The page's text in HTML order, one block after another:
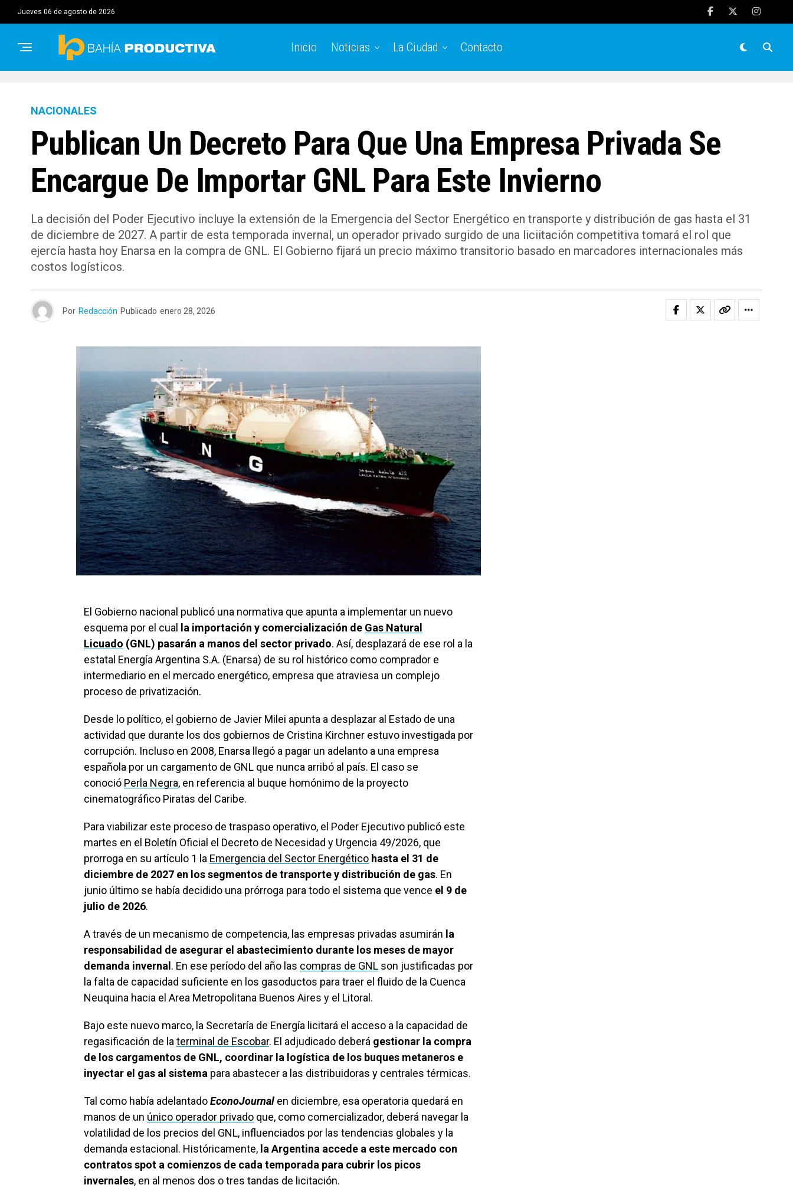
jueves 06 de agosto de 2026
Inicio Noticias La Ciudad Contacto
NACIONALES
Publican Un Decreto Para Que Una Empresa Privada Se
Encargue De Importar GNL Para Este Invierno
La decisión del Poder Ejecutivo incluye la extensión de la Emergencia del Sector Energético en transporte y distribución de gas hasta el 31
de diciembre de 2027. A partir de esta temporada invernal, un operador privado surgido de una liciitación competitiva tomará el rol que
ejercía hasta hoy Enarsa en la compra de GNL. El Gobierno fijará un precio máximo transitorio basado en marcadores internacionales más
costos logísticos.
Por Redacción Publicado enero 28, 2026
El Gobierno nacional publicó una normativa que apunta a implementar un nuevo
esquema por el cual
la importación y comercialización de Gas Natural
Licuado (GNL) pasarán a manos del sector privado. Así, desplazará de ese rol a la
estatal Energía Argentina S.A. (Enarsa) de su rol histórico como comprador e
intermediario en el mercado energético, empresa que atraviesa un complejo
proceso de privatización.
Desde lo político, el gobierno de Javier Milei apunta a desplazar al Estado de una
actividad que durante los dos gobiernos de Cristina Kirchner estuvo investigada por
corrupción. Incluso en 2008, Enarsa llegó a pagar un adelanto a una empresa
española por un cargamento de GNL que nunca arribó al país. El caso se
conoció Perla Negra, en referencia al buque homónimo de la proyecto
cinematográfico Piratas del Caribe.
Para viabilizar este proceso de traspaso operativo, el Poder Ejecutivo publicó este
martes en el Boletín Oficial el Decreto de Necesidad y Urgencia 49/2026, que
prorroga en su artículo 1 la Emergencia del Sector Energético hasta el 31 de
diciembre de 2027 en los segmentos de transporte y distribución de gas. En
junio último se había decidido una prórroga para todo el sistema que vence el 9 de
julio de 2026.
A través de un mecanismo de competencia, las empresas privadas asumirán la
responsabilidad de asegurar el abastecimiento durante los meses de mayor
demanda invernal . En ese período del año las compras de GNL son justificadas por
la falta de capacidad suficiente en los gasoductos para traer el fluido de la Cuenca
Neuquina hacia el Area Metropolitana Buenos Aires y el Litoral.
Bajo este nuevo marco, la Secretaría de Energía licitará el acceso a la capacidad de
regasificación de la terminal de Escobar. El adjudicado deberá gestionar la compra
de los cargamentos de GNL, coordinar la logística de los buques metaneros e
inyectar el gas al sistema para abastecer a las distribuidoras y centrales térmicas.
Tal como había adelantadoEconoJournal en diciembre, esa operatoria quedará en
manos de un único operador privado que, como comercializador, deberá navegar la
volatilidad de los precios del GNL, influenciados por las tendencias globales y la
demanda estacional. Históricamente, la Argentina accede a este mercado con
contratos spot a comienzos de cada temporada para cubrir los picos
invernales, en al menos dos o tres tandas de licitación.